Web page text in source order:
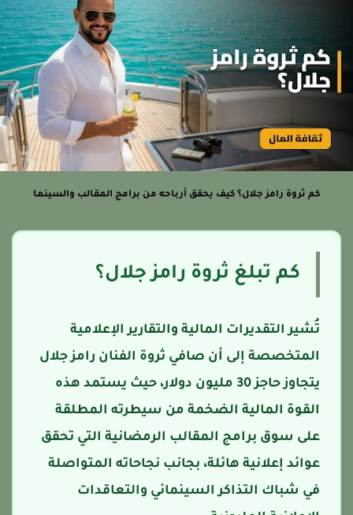
كم ثروة رامز جلال؟ كيف يحقق أرباحه من برامج المقالب والسينما
كم تبلغ ثروة رامز جلال؟
تُشير التقديرات المالية والتقارير الإعلامية
المتخصصة إلى أن صافي ثروة الفنان رامز جلال
يتجاوز حاجز 30 مليون دولار، حيث يستمد هذه
القوة المالية الضخمة من سيطرته المطلقة
على سوق برامج المقالب الرمضانية التي تحقق
عوائد إعلانية هائلة، بجانب نجاحاته المتواصلة
في شباك التذاكر السينمائي والتعاقدات